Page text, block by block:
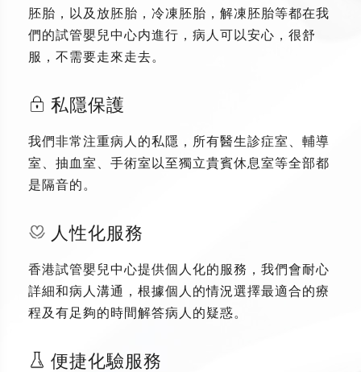
胚胎，以及放胚胎，冷凍胚胎，解凍胚胎等都在我
們的試管嬰兒中心内進行，病人可以安心，很舒
服，不需要走來走去。
私隱保護
我們非常注重病人的私隱，所有醫生診症室、輔導
室、抽血室、手術室以至獨立貴賓休息室等全部都
是隔音的。
人性化服務
香港試管嬰兒中心提供個人化的服務，我們會耐心
詳細和病人溝通，根據個人的情況選擇最適合的療
程及有足夠的時間解答病人的疑惑。
便捷化驗服務